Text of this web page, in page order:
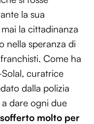
la sua
la cittadinanza
nella speranza di
Come ha
curatrice
dalla polizia
dare ogni due
molto per